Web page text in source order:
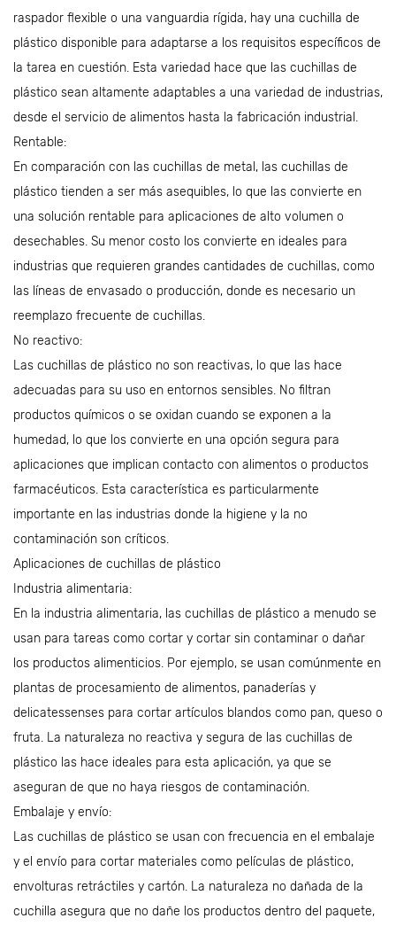
raspador flexible o una vanguardia rígida, hay una cuchilla de
plástico disponible para adaptarse a los requisitos específicos de
la tarea en cuestión. Esta variedad hace que las cuchillas de
plástico sean altamente adaptables a una variedad de industrias,
desde el servicio de alimentos hasta la fabricación industrial.
Rentable:
En comparación con las cuchillas de metal, las cuchillas de
plástico tienden a ser más asequibles, lo que las convierte en
una solución rentable para aplicaciones de alto volumen o
desechables. Su menor costo los convierte en ideales para
industrias que requieren grandes cantidades de cuchillas, como
las líneas de envasado o producción, donde es necesario un
reemplazo frecuente de cuchillas.
No reactivo:
Las cuchillas de plástico no son reactivas, lo que las hace
adecuadas para su uso en entornos sensibles. No filtran
productos químicos o se oxidan cuando se exponen a la
humedad, lo que los convierte en una opción segura para
aplicaciones que implican contacto con alimentos o productos
farmacéuticos. Esta característica es particularmente
importante en las industrias donde la higiene y la no
contaminación son críticos.
Aplicaciones de cuchillas de plástico
Industria alimentaria:
En la industria alimentaria, las cuchillas de plástico a menudo se
usan para tareas como cortar y cortar sin contaminar o dañar
los productos alimenticios. Por ejemplo, se usan comúnmente en
plantas de procesamiento de alimentos, panaderías y
delicatessenses para cortar artículos blandos como pan, queso o
fruta. La naturaleza no reactiva y segura de las cuchillas de
plástico las hace ideales para esta aplicación, ya que se
aseguran de que no haya riesgos de contaminación.
Embalaje y envío:
Las cuchillas de plástico se usan con frecuencia en el embalaje
y el envío para cortar materiales como películas de plástico,
envolturas retráctiles y cartón. La naturaleza no dañada de la
cuchilla asegura que no dañe los productos dentro del paquete,